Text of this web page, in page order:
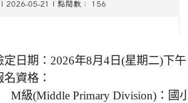
| 2026-05-21 | 點閱數： 156
定日期：2026年8月4日(星期二)下午
名資格：
M級(Middle Primary Division)：國